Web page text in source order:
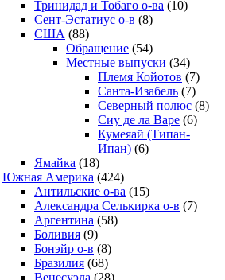
Тринидад и Тобаго о-ва (10)
Сент-Эстатиус о-в (8)
США (88)
Обращение (54)
Местные выпуски (34)
Племя Койотов (7)
Санта-Изабель (7)
Северный полюс (8)
Сиу де ла Варе (6)
Кумеяай (Типан-
Ипан) (6)
Ямайка (18)
Южная Америка (424)
Антильские о-ва (15)
Александра Селькирка о-в (7)
Аргентина (58)
Боливия (9)
Бонэйр о-в (8)
Бразилия (68)
Венесуэла (28)